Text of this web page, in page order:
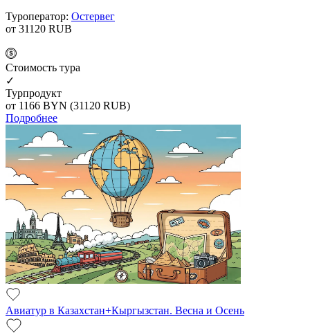
Туроператор: Остервег
от 31120 RUB
Cтоимость тура
✓
Турпродукт
от 1166 BYN (31120 RUB)
Подробнее
Авиатур в Казахстан+Кыргызстан. Весна и Осень